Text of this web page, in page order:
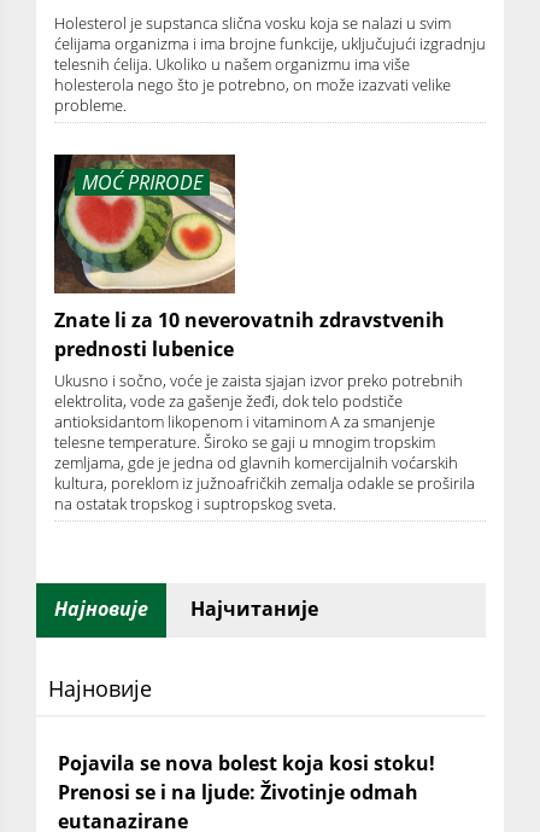
Holesterol je supstanca slična vosku koja se nalazi u svim
ćelijama organizma i ima brojne funkcije, uključujući izgradnju
telesnih ćelija. Ukoliko u našem organizmu ima više
holesterola nego što je potrebno, on može izazvati velike
probleme.
MOĆ PRIRODE
Znate li za 10 neverovatnih zdravstvenih
prednosti lubenice
Ukusno i sočno, voće je zaista sjajan izvor preko potrebnih
elektrolita, vode za gašenje žeđi, dok telo podstiče
antioksidantom likopenom i vitaminom A za smanjenje
telesne temperature. Široko se gaji u mnogim tropskim
zemljama, gde je jedna od glavnih komercijalnih voćarskih
kultura, poreklom iz južnoafričkih zemalja odakle se proširila
na ostatak tropskog i suptropskog sveta.
Најновије Најчитаније
Најновије
Pojavila se nova bolest koja kosi stoku!
Prenosi se i na ljude: Životinje odmah
eutanazirane